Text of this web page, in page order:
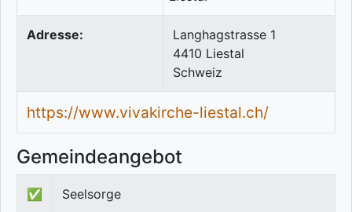
Adresse:
Langhagstrasse 1
4410 Liestal
Schweiz
https://www.vivakirche-liestal.ch/
Gemeindeangebot
✅ Seelsorge